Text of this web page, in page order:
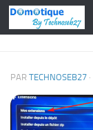
Skip to content
PAR TECHNOSEB27 ·